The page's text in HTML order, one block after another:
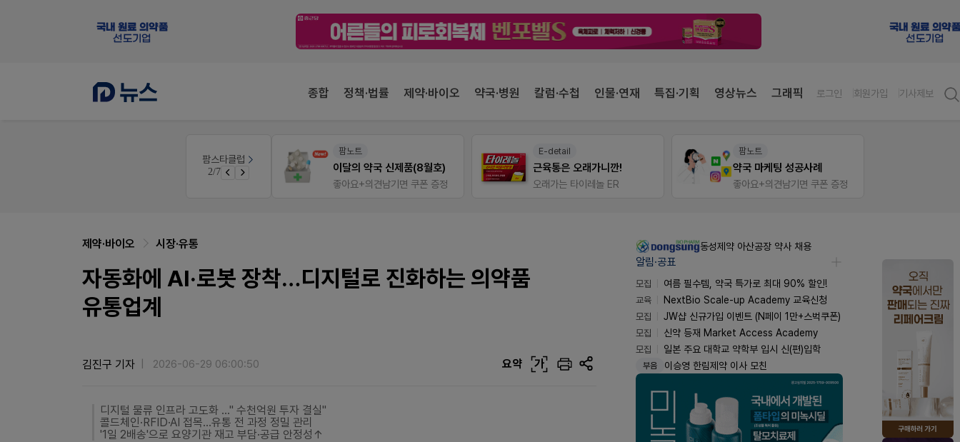
종합 정책·법률 제약·바이오 약국·병원 칼럼·수첩 인물·연재 특집·기획 영상뉴스 그래픽 로그인 회원가입 기사제보
팜스타클럽
3/7
이달의 약국 신제품(8월호)
E-detail
근육통은 오래가니깐!
오래가는 타이레놀 ER
팜노트
약국 마케팅 성공사례
좋아요+의견남기면 쿠폰 증정
약사 전용 멤버십몰
편한가 멤버십몰
가입 시 50% 할인 쿠폰+적립금까지!
제약·바이오 시장·유통
자동화에 AI·로봇 장착…디지털로 진화하는 의약품
유통업계
김진구 기자 2026-06-29 06:00:50 요약 가
디지털 물류 인프라 고도화 …" 수천억원 투자 결실"
콜드체인·RFID·AI 접목…유통 전 과정 정밀 관리
'1일 2배송'으로 요양기관 재고 부담·공급 안정성↑
동성제약 아산공장 약사 채용
알림·공표
모집
여름 필수템, 약국 특가로 최대 90% 할인!
교육
NextBio Scale-up Academy 교육신청
모집
JW샵 신규가입 이벤트 (N페이 1만+스벅쿠폰)
모집
신약 등재 Market Access Academy
모집
일본 주요 대학교 약학부 입시 신(편)입학
부음 이승영 한림제약 이사 모친